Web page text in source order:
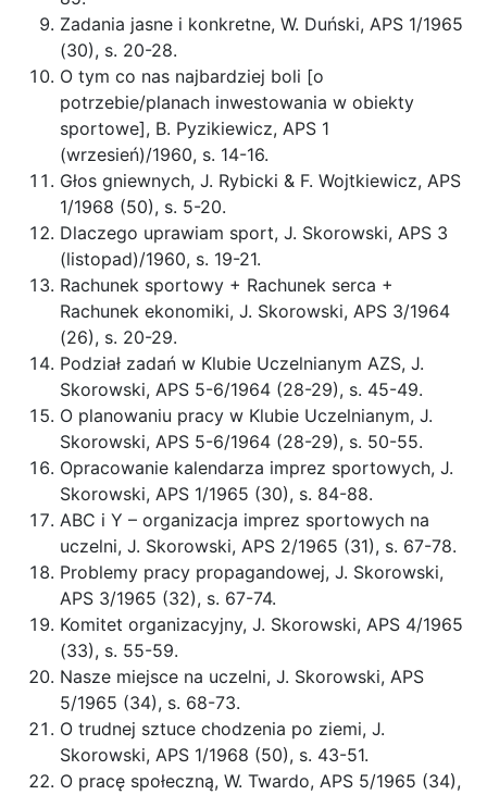
Zadania jasne i konkretne, W. Duński, APS 1/1965
(30), s. 20-28.
O tym co nas najbardziej boli [o
potrzebie/planach inwestowania w obiekty
sportowe], B. Pyzikiewicz, APS 1
(wrzesień)/1960, s. 14-16.
Głos gniewnych, J. Rybicki & F. Wojtkiewicz, APS
1/1968 (50), s. 5-20.
Dlaczego uprawiam sport, J. Skorowski, APS 3
(listopad)/1960, s. 19-21.
Rachunek sportowy + Rachunek serca +
Rachunek ekonomiki, J. Skorowski, APS 3/1964
(26), s. 20-29.
Podział zadań w Klubie Uczelnianym AZS, J.
Skorowski, APS 5-6/1964 (28-29), s. 45-49.
O planowaniu pracy w Klubie Uczelnianym, J.
Skorowski, APS 5-6/1964 (28-29), s. 50-55.
Opracowanie kalendarza imprez sportowych, J.
Skorowski, APS 1/1965 (30), s. 84-88.
ABC i Y – organizacja imprez sportowych na
uczelni, J. Skorowski, APS 2/1965 (31), s. 67-78.
Problemy pracy propagandowej, J. Skorowski,
APS 3/1965 (32), s. 67-74.
Komitet organizacyjny, J. Skorowski, APS 4/1965
(33), s. 55-59.
Nasze miejsce na uczelni, J. Skorowski, APS
5/1965 (34), s. 68-73.
O trudnej sztuce chodzenia po ziemi, J.
Skorowski, APS 1/1968 (50), s. 43-51.
O pracę społeczną, W. Twardo, APS 5/1965 (34),